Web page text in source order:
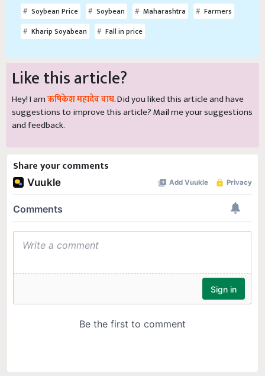
Soybean Price Soybean Maharashtra
Farmers
Kharip Soyabean
Fall in price
Like this article?
Hey! I amऋषिकेश महादेव वाघ. Did you liked this article and have
suggestions to improve this article?Mailme your suggestions
and feedback.
Share your comments